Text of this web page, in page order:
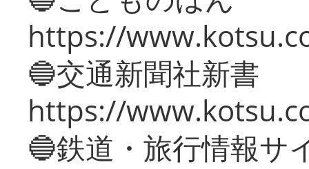
https://
🔵交通新聞社新書
https://
🔵鉄道・旅行情報サ